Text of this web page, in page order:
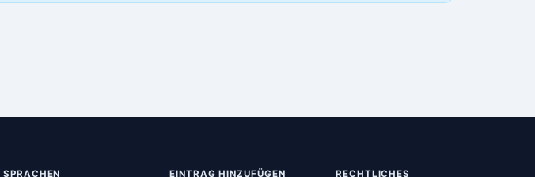
SPRACHEN EINTRAG HINZUFÜGEN RECHTLICHES